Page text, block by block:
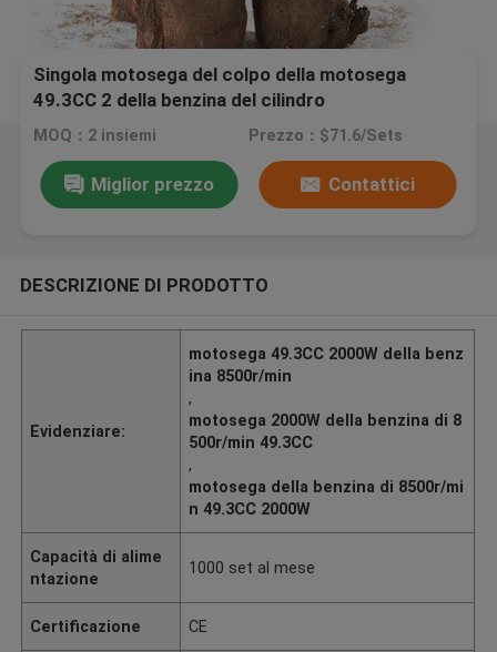
Singola motosega del colpo della motosega
49.3CC 2 della benzina del cilindro
MOQ：2 insiemi Prezzo：$71.6/Sets
Miglior prezzo Contattici
DESCRIZIONE DI PRODOTTO
Evidenziare:
motosega 49.3CC 2000W della benz
ina 8500r/min
,
motosega 2000W della benzina di 8
500r/min 49.3CC
,
motosega della benzina di 8500r/mi
n 49.3CC 2000W
Capacità di alime
ntazione
1000 set al mese
Certificazione CE